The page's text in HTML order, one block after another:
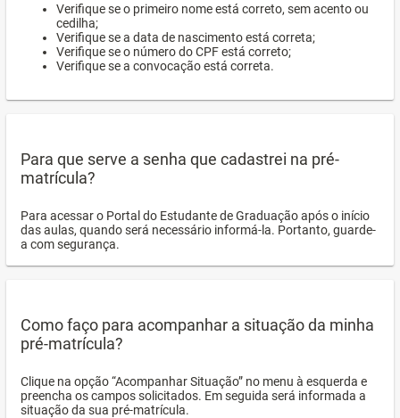
Verifique se o primeiro nome está correto, sem acento ou
cedilha;
Verifique se a data de nascimento está correta;
Verifique se o número do CPF está correto;
Verifique se a convocação está correta.
Para que serve a senha que cadastrei na pré-
matrícula?
Para acessar o Portal do Estudante de Graduação após o início
das aulas, quando será necessário informá-la. Portanto, guarde-
a com segurança.
Como faço para acompanhar a situação da minha
pré-matrícula?
Clique na opção “Acompanhar Situação” no menu à esquerda e
preencha os campos solicitados. Em seguida será informada a
situação da sua pré-matrícula.